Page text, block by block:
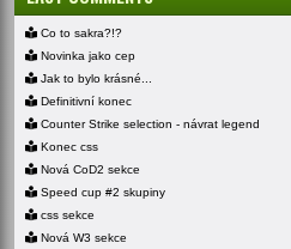
Co to sakra?!?
Novinka jako cep
Jak to bylo krásné...
Definitivní konec
Counter Strike selection - návrat legend
Konec css
Nová CoD2 sekce
Speed cup #2 skupiny
css sekce
Nová W3 sekce